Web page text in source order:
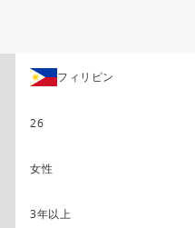
フィリピン
26
女性
3年以上